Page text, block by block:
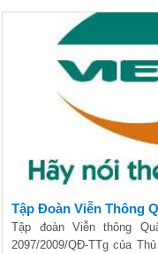
Tập Đoàn Viễn Thông
Tập đoàn Viễn thông
2097/2009/QĐ-TTg của